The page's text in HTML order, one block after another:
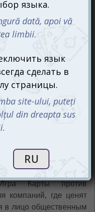
для людей младше
избегать
Карты против
компаний, где ценят
в лицо общественным